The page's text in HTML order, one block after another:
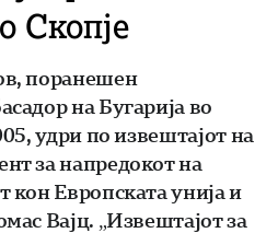
Скопје
поранешен
на Бугарија во
удри по извештајот на
за напредокот на
кон Европската унија и
Вајц. „Извештајот за